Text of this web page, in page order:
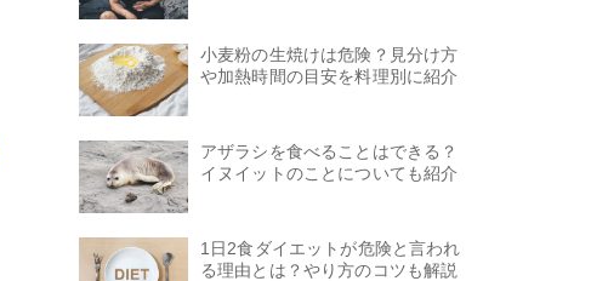
小麦粉の生焼けは危険？見分け方
や加熱時間の目安を料理別に紹介
アザラシを食べることはできる？
イヌイットのことについても紹介
1日2食ダイエットが危険と言われ
る理由とは？やり方のコツも解説